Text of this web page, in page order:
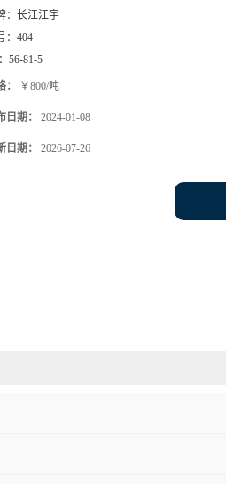
： 长江江宇
： 404
56-81-5
： ￥800/吨
日期： 2024-01-08
日期： 2026-07-26